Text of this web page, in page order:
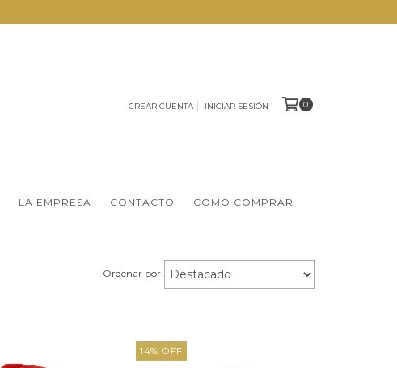
CREAR CUENTA INICIAR SESIÓN 0
LA EMPRESA CONTACTO COMO COMPRAR
Ordenar por
14% OFF